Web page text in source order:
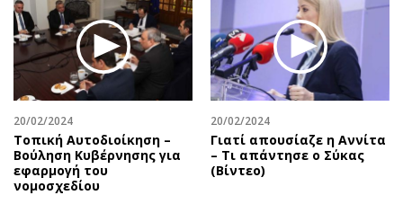
20/02/2024
Τοπική Αυτοδιοίκηση –
Βούληση Κυβέρνησης για
εφαρμογή του
νομοσχεδίου
20/02/2024
Γιατί απουσίαζε η Αννίτα
– Τι απάντησε ο Σύκας
(Βίντεο)